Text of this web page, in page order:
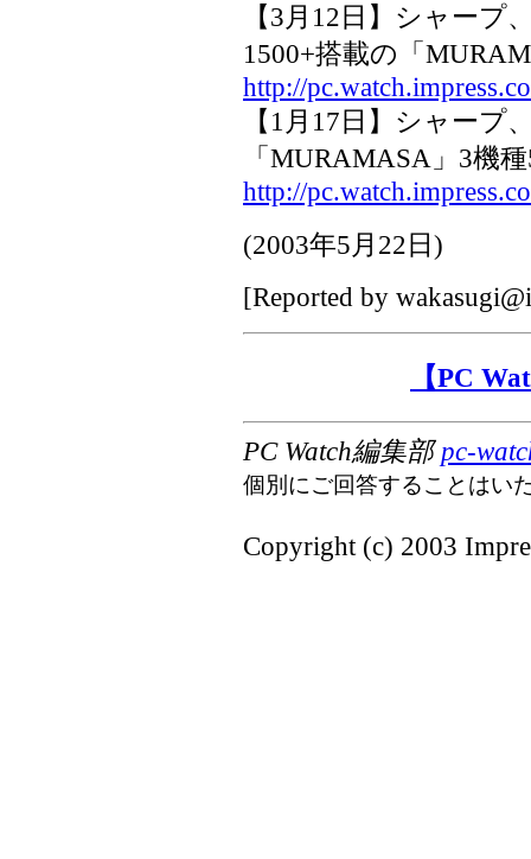
【3月12日】シャープ
1500+搭載の「
http://
【1月17日】シャープ
「MURAMASA」3機
http://
(2003年5月22日 )
[Reported by
【PC
PC Watch編集部pc-
個別にご回答することはい
Copyright (c) 2003